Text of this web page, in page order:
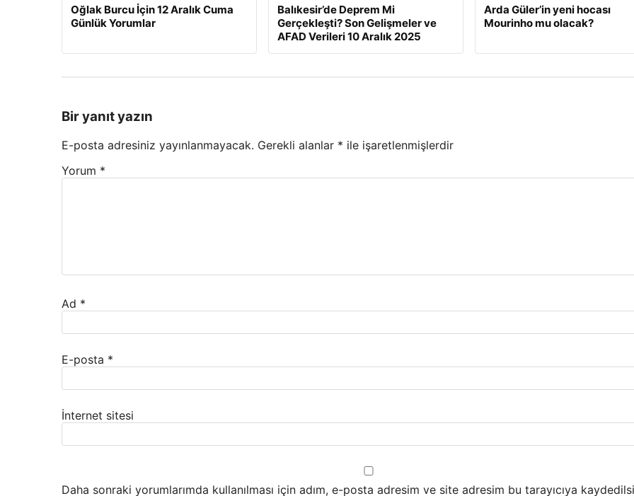
Oğlak Burcu İçin 12 Aralık Cuma
Günlük Yorumlar
Balıkesir’de Deprem Mi
Gerçekleşti? Son Gelişmeler ve
AFAD Verileri 10 Aralık 2025
Arda Güler’in yeni hocası
Mourinho mu olacak?
Bir yanıt yazın
E-posta adresiniz yayınlanmayacak. Gerekli alanlar * ile işaretlenmişlerdir
Yorum *
Ad *
E-posta *
İnternet sitesi
Daha sonraki yorumlarımda kullanılması için adım, e-posta adresim ve site adresim bu tarayıcıya